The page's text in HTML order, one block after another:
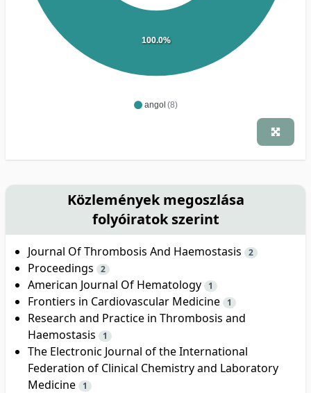
angol (8)
100.0%
Közlemények megoszlása
folyóiratok szerint
Journal Of Thrombosis And Haemostasis 2
Proceedings 2
American Journal Of Hematology 1
Frontiers in Cardiovascular Medicine 1
Research and Practice in Thrombosis and
Haemostasis
1
The Electronic Journal of the International
Federation of Clinical Chemistry and Laboratory
Medicine
1